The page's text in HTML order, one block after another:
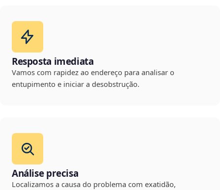
Resposta imediata
Vamos com rapidez ao endereço para analisar o
entupimento e iniciar a desobstrução.
Análise precisa
Localizamos a causa do problema com exatidão,